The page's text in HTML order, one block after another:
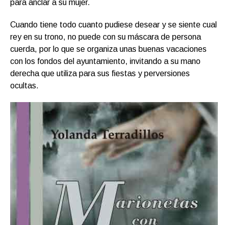
para anclar a su mujer.
Cuando tiene todo cuanto pudiese desear y se siente cual
rey en su trono, no puede con su máscara de persona
cuerda, por lo que se organiza unas buenas vacaciones
con los fondos del ayuntamiento, invitando a su mano
derecha que utiliza para sus fiestas y perversiones
ocultas.